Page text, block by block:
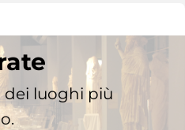
dei luoghi più